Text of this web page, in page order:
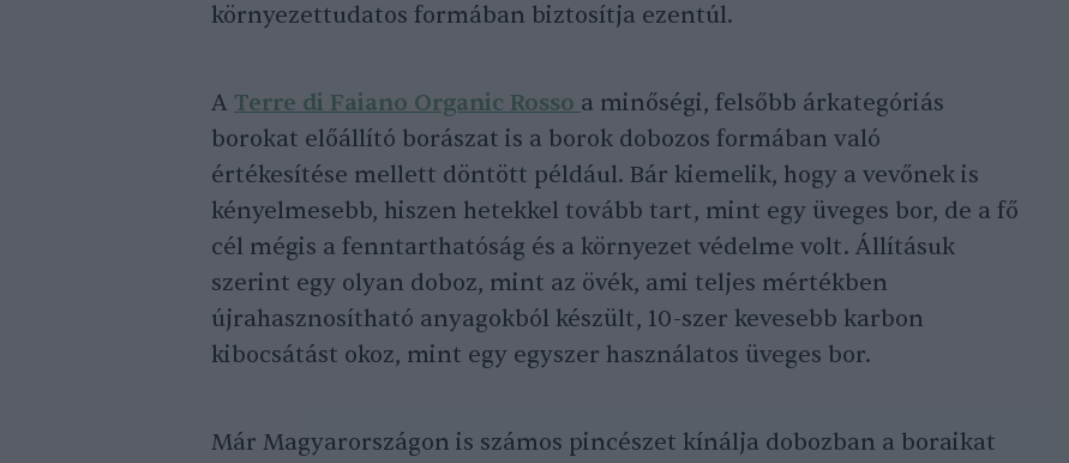
környezettudatos formában biztosítja ezentúl.
A Terre di Faiano Organic Rosso a minőségi, felsőbb árkategóriás
borokat előállító borászat is a borok dobozos formában való
értékesítése mellett döntött például. Bár kiemelik, hogy a vevőnek is
kényelmesebb, hiszen hetekkel tovább tart, mint egy üveges bor, de a fő
cél mégis a fenntarthatóság és a környezet védelme volt. Állításuk
szerint egy olyan doboz, mint az övék, ami teljes mértékben
újrahasznosítható anyagokból készült, 10-szer kevesebb karbon
kibocsátást okoz, mint egy egyszer használatos üveges bor.
Már Magyarországon is számos pincészet kínálja dobozban a boraikat